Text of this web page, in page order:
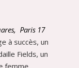
Paris 17
à succès, un
Fields, un